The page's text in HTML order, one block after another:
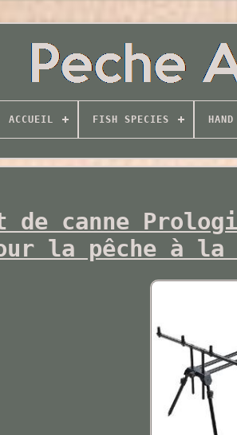
ACCUEIL FISH SPECIES
de canne
la pêche à la